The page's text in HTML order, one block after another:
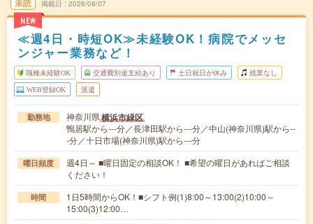
未読
NEW
掲載日 2026/08/07
≪週4日・時短OK≫未経験OK！病院でメッセ
ンジャー業務など！
職種未経験OK 交通費別途支給あり 土日祝日が休み 残業なし
WEB登録OK 派遣
勤務地 神奈川県横浜市緑区
鴨居駅から---分／長津田駅から---分／中山(神奈川県)駅から--
-分／十日市場(神奈川県)駅から---分
曜日頻度
週4日～ ■曜日固定の相談OK！ ■希望の曜日があればご相談
ください！
時間
1日5時間からOK！■シフト例(1)8:00～13:00(2)10:00～
15:00(3)12:00…